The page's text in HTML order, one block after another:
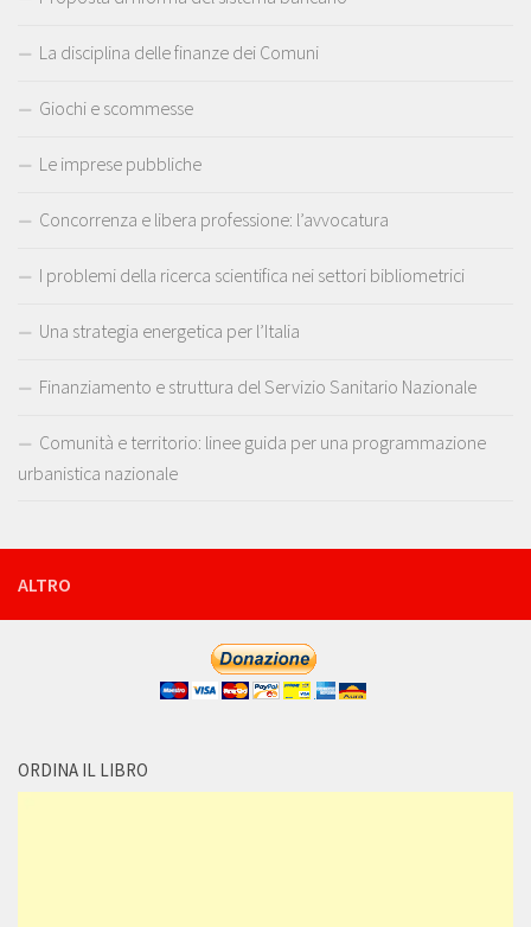
La disciplina delle finanze dei Comuni
Giochi e scommesse
Le imprese pubbliche
Concorrenza e libera professione: l’avvocatura
I problemi della ricerca scientifica nei settori bibliometrici
Una strategia energetica per l’Italia
Finanziamento e struttura del Servizio Sanitario Nazionale
Comunità e territorio: linee guida per una programmazione
urbanistica nazionale
ALTRO
ORDINA IL LIBRO